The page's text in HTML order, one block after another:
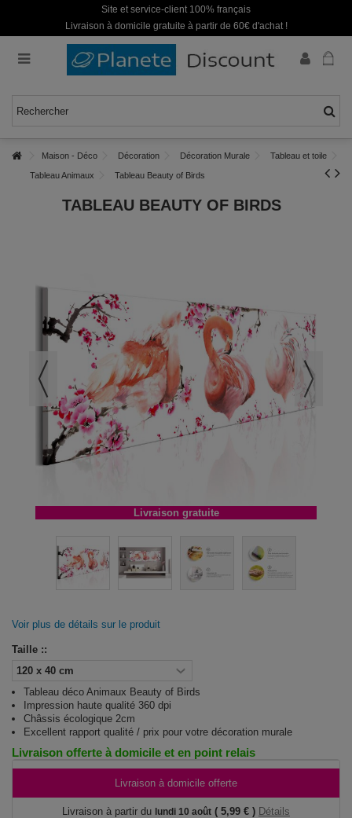
Site et service-client 100% français
Livraison à domicile gratuite à partir de 60€ d'achat !
Maison - Déco Décoration Décoration Murale Tableau et toile
Tableau Animaux Tableau Beauty of Birds
TABLEAU BEAUTY OF BIRDS
Livraison gratuite
Voir plus de détails sur le produit
Taille ::
Tableau déco Animaux Beauty of Birds
Impression haute qualité 360 dpi
Châssis écologique 2cm
Excellent rapport qualité / prix pour votre décoration murale
Livraison offerte à domicile et en point relais
Livraison à domicile offerte
Livraison à partir du lundi 10 août ( 5,99 € ) Détails